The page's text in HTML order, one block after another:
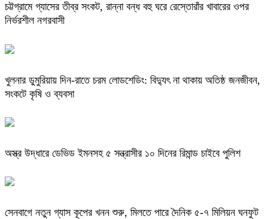
চট্টগ্রামে গ্যাসের তীব্র সংকট, রান্না বন্ধ বহু ঘরে রেস্তোরাঁর খাবারের ওপর
নির্ভরশীল নগরবাসী
খুলনার ডুমুরিয়ায় দিন-রাতে চরম লোডশেডিং: বিদ্যুৎ না থাকায় অতিষ্ঠ জনজীবন,
সংকটে কৃষি ও ব্যবসা
অস্ত্র উদ্ধারে ডেভিড ইমনসহ ৫ সন্ত্রাসীর ১০ দিনের রিমান্ড চাইবে পুলিশ
সেনবাগে নতুন গ্যাস কূপের খনন শুরু, মিলতে পারে দৈনিক ৫-৭ মিলিয়ন ঘনফুট